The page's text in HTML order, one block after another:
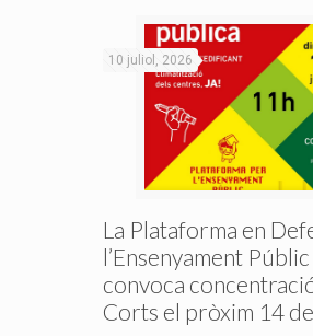
10 juliol, 2026
La Plataforma en
l’Ensenyament Públic
convoca
Corts el pròxim 14